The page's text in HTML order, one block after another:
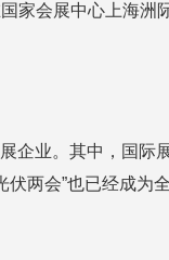
家会展中心上海洲
企业。其中，国际
两会”也已经成为